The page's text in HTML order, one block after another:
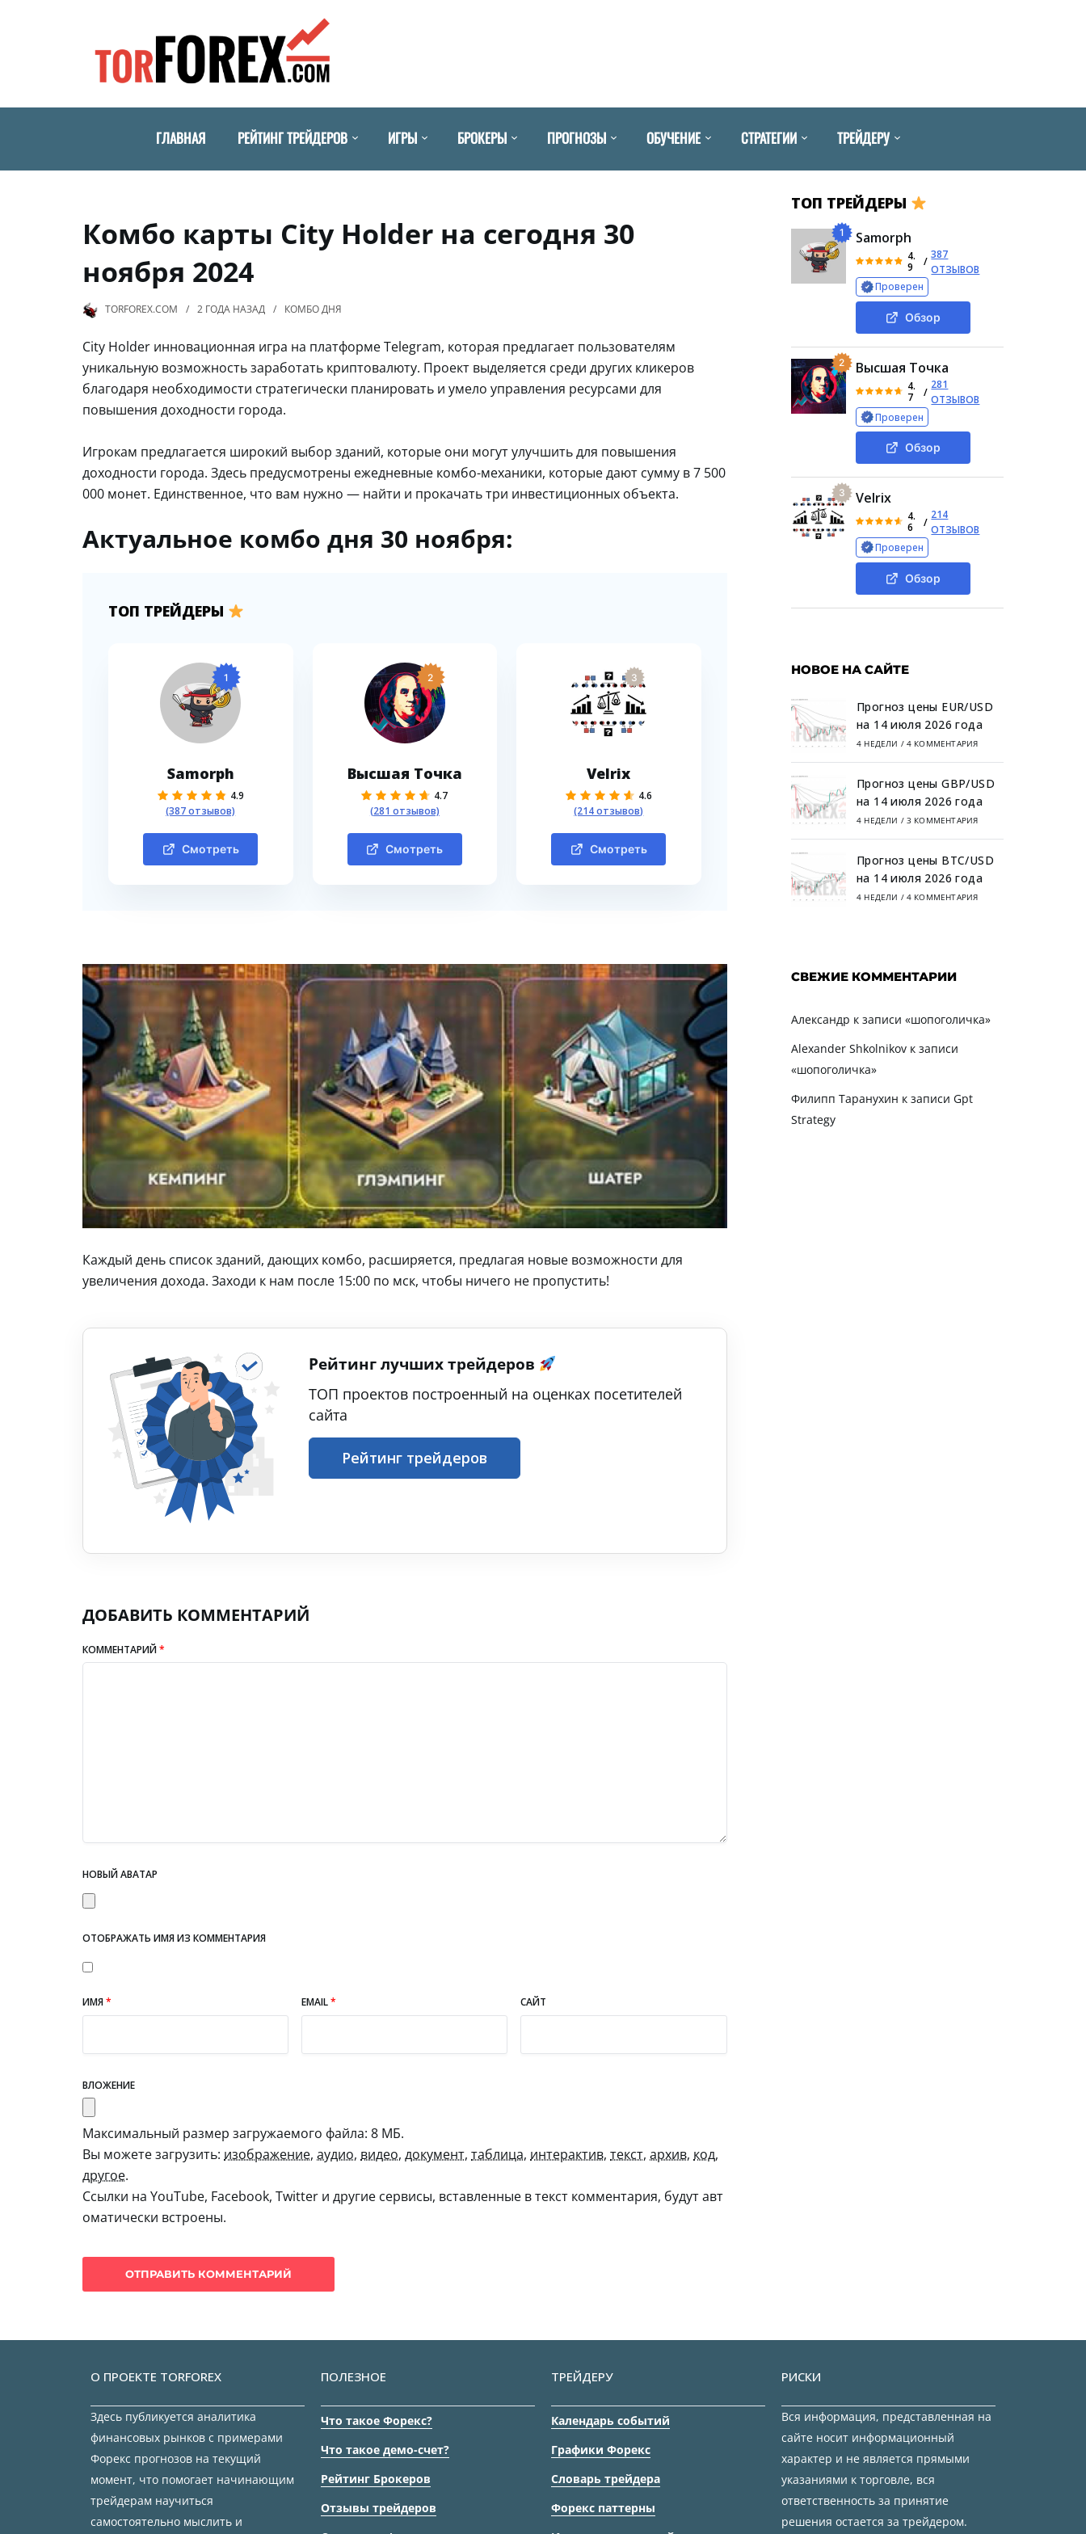
ГЛАВНАЯ РЕЙТИНГ ТРЕЙДЕРОВ ИГРЫ БРОКЕРЫ ПРОГНОЗЫ ОБУЧЕНИЕ СТРАТЕГИИ ТРЕЙДЕРУ
Комбо карты City Holder на сегодня 30
ноября 2024
TORFOREX.COM 2 ГОДА НАЗАД КОМБО ДНЯ
City Holder инновационная игра на платформе Telegram, которая предлагает пользователям
уникальную возможность заработать криптовалюту. Проект выделяется среди других кликеров
благодаря необходимости стратегически планировать и умело управления ресурсами для
повышения доходности города.
Игрокам предлагается широкий выбор зданий, которые они могут улучшить для повышения
доходности города. Здесь предусмотрены ежедневные комбо-механики, которые дают сумму в 7 500
000 монет. Единственное, что вам нужно — найти и прокачать три инвестиционных объекта.
Актуальное комбо дня 30 ноября:
ТОП ТРЕЙДЕРЫ
1
Samorph
4.9
(387 отзывов)
Смотреть
2
Высшая Точка
4.7
(281 отзывов)
Смотреть
3
Velrix
4.6
(214 отзывов)
Смотреть
Каждый день список зданий, дающих комбо, расширяется, предлагая новые возможности для
увеличения дохода. Заходи к нам после 15:00 по мск, чтобы ничего не пропустить!
Рейтинг лучших трейдеров
ТОП проектов построенный на оценках посетителей
сайта
Рейтинг трейдеров
ДОБАВИТЬ КОММЕНТАРИЙ
КОММЕНТАРИЙ*
НОВЫЙ АВАТАР
ОТОБРАЖАТЬ ИМЯ ИЗ КОММЕНТАРИЯ
ИМЯ* EMAIL* САЙТ
ВЛОЖЕНИЕ
Максимальный размер загружаемого файла: 8 МБ.
Вы можете загрузить: изображение, аудио, видео, документ, таблица, интерактив, текст, архив, код,
другое.
Ссылки на YouTube, Facebook, Twitter и другие сервисы, вставленные в текст комментария, будут авт
оматически встроены.
ТОП ТРЕЙДЕРЫ
1 Samorph
4.
9
/
387
ОТЗЫВОВ
Проверен
Обзор
2 Высшая Точка
4.
7
/
281
ОТЗЫВОВ
Проверен
Обзор
3 Velrix
4.
6
/
214
ОТЗЫВОВ
Проверен
Обзор
НОВОЕ НА САЙТЕ
Прогноз цены EUR/USD
на 14 июля 2026 года
4 НЕДЕЛИ / 4 КОММЕНТАРИЯ
Прогноз цены GBP/USD
на 14 июля 2026 года
4 НЕДЕЛИ / 3 КОММЕНТАРИЯ
Прогноз цены BTC/USD
на 14 июля 2026 года
4 НЕДЕЛИ / 4 КОММЕНТАРИЯ
СВЕЖИЕ КОММЕНТАРИИ
Александр к записи «шопоголичка»
Alexander Shkolnikovк записи
«шопоголичка»
Филипп Таранухин к записи Gpt
Strategy
О ПРОЕКТЕ TORFOREX
Здесь публикуется аналитика
финансовых рынков с примерами
Форекс прогнозов на текущий
момент, что помогает начинающим
трейдерам научиться
самостоятельно мыслить и
ПОЛЕЗНОЕ
Что такое Форекс?
Что такое демо-счет?
Рейтинг Брокеров
Отзывы трейдеров
ТРЕЙДЕРУ
Календарь событий
Графики Форекс
Словарь трейдера
Форекс паттерны
РИСКИ
Вся информация, представленная на
сайте носит информационный
характер и не является прямыми
указаниями к торговле, вся
ответственность за принятие
решения остается за трейдером.